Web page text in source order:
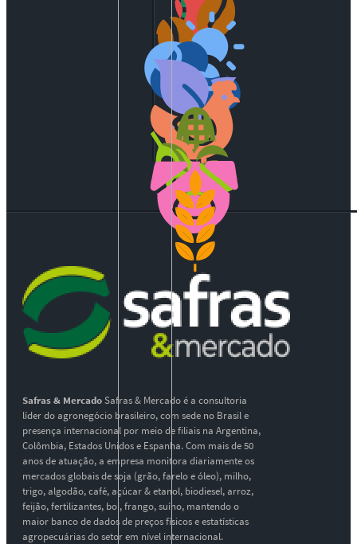
Safras & MercadoSafras & Mercado é a consultoria
líder do agronegócio brasileiro, com sede no Brasil e
presença internacional por meio de filiais na Argentina,
Colômbia, Estados Unidos e Espanha. Com mais de 50
anos de atuação, a empresa monitora diariamente os
mercados globais de soja (grão, farelo e óleo), milho,
trigo, algodão, café, açúcar & etanol, biodiesel, arroz,
feijão, fertilizantes, boi, frango, suíno, mantendo o
maior banco de dados de preços físicos e estatísticas
agropecuárias do setor em nível internacional.